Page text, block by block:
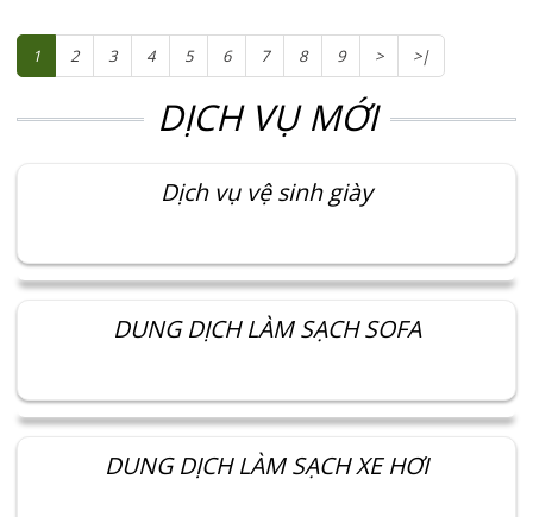
1 2 3 4 5 6 7 8 9 > >|
DỊCH VỤ MỚI
Dịch vụ vệ sinh giày
DUNG DỊCH LÀM SẠCH SOFA
DUNG DỊCH LÀM SẠCH XE HƠI